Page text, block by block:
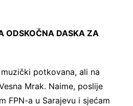
ODSKOČNA DASKA ZA
potkovana, ali na
Mrak. Naime, poslije
FPN-a u Sarajevu i sjećam